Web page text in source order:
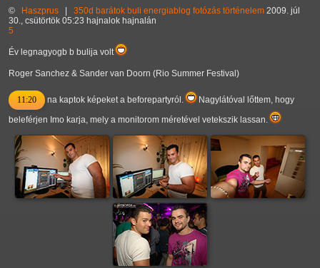
© Haszprus 350d barátok buli energiablog fotózás történelem 2009. júl
30., csütörtök 05:23 hajnalok hajnalán
5
Év legnagyogb b bulija volt
Roger Sanchez & Sander van Doorn (Rio Summer Festival)
11:20 na kaptok képeket a beforepartyról.
Nagylátóval lőttem, hogy
beleférjen Imo karja, mely a monitorom méretével vetekszik lassan.